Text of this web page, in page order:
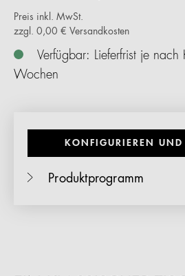
Preis inkl. MwSt.
zzgl. 0,00 € Versandkosten
Verfügbar: Lieferfrist je
Wochen
KONFIGURIEREN UND
Produktprogramm